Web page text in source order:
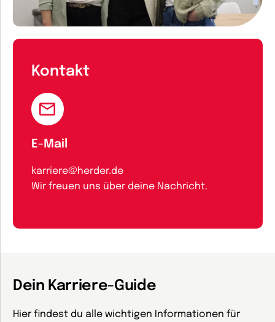
Kontakt
E-Mail
karriere@herder.de
Wir freuen uns über deine Nachricht.
Dein Karriere-Guide
Hier findest du alle wichtigen Informationen für